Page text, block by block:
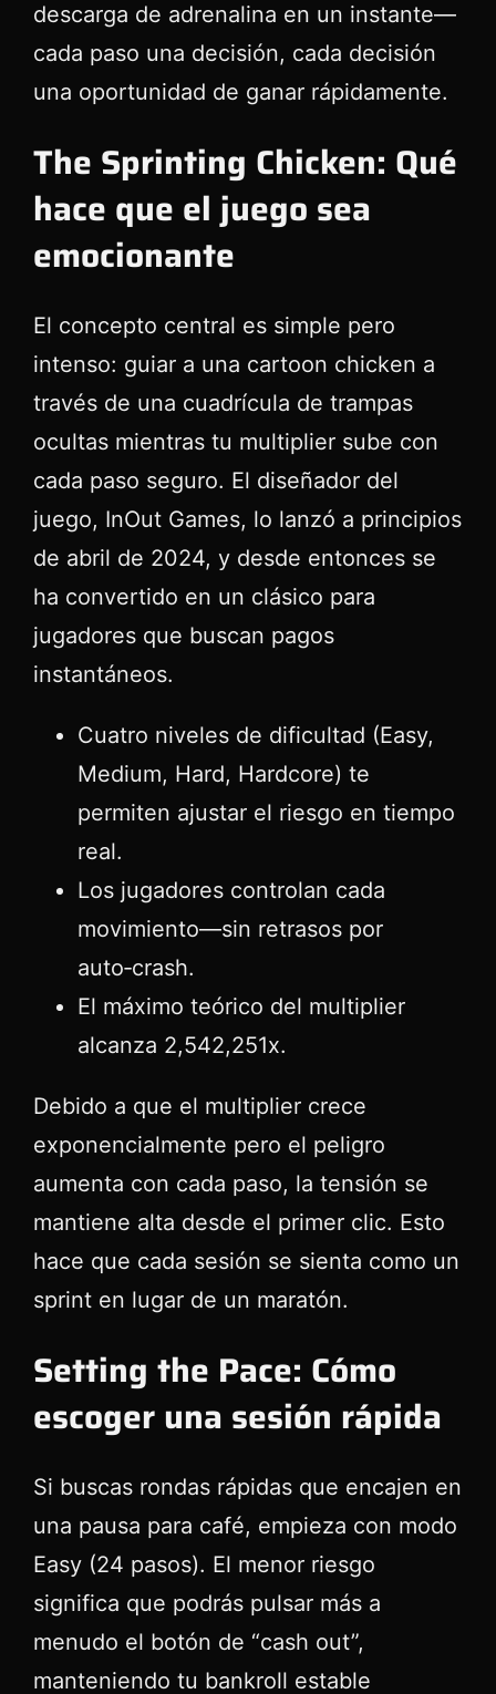
descarga de adrenalina en un instante—
cada paso una decisión, cada decisión
una oportunidad de ganar rápidamente.
The Sprinting Chicken: Qué
hace que el juego sea
emocionante
El concepto central es simple pero
intenso: guiar a una cartoon chicken a
través de una cuadrícula de trampas
ocultas mientras tu multiplier sube con
cada paso seguro. El diseñador del
juego, InOut Games, lo lanzó a principios
de abril de 2024, y desde entonces se
ha convertido en un clásico para
jugadores que buscan pagos
instantáneos.
Cuatro niveles de dificultad (Easy,
Medium, Hard, Hardcore) te
permiten ajustar el riesgo en tiempo
real.
Los jugadores controlan cada
movimiento—sin retrasos por
auto‑crash.
El máximo teórico del multiplier
alcanza 2,542,251x.
Debido a que el multiplier crece
exponencialmente pero el peligro
aumenta con cada paso, la tensión se
mantiene alta desde el primer clic. Esto
hace que cada sesión se sienta como un
sprint en lugar de un maratón.
Setting the Pace: Cómo
escoger una sesión rápida
Si buscas rondas rápidas que encajen en
una pausa para café, empieza con modo
Easy (24 pasos). El menor riesgo
significa que podrás pulsar más a
menudo el botón de “cash out”,
manteniendo tu bankroll estable